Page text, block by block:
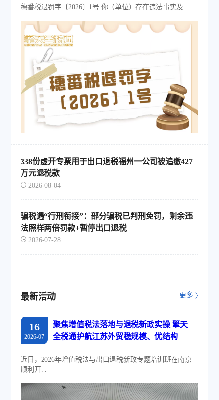
穗番税退罚字〔2026〕1号 你（单位）存在违法事实及...
338份虚开专票用于出口退税福州一公司被追缴427
万元退税款
2026-08-04
骗税遇“行刑衔接”：部分骗税已判刑免罚，剩余违
法照样两倍罚款+暂停出口退税
2026-07-28
最新活动 更多
16
2026-07
聚焦增值税法落地与退税新政实操 擎天
全税通护航江苏外贸稳规模、优结构
近日，2026年增值税法与出口退税新政专题培训班在南京
顺利开...